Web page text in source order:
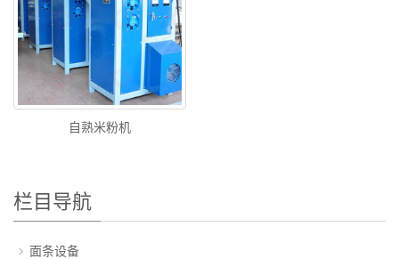
自熟米粉机
栏目导航
面条设备